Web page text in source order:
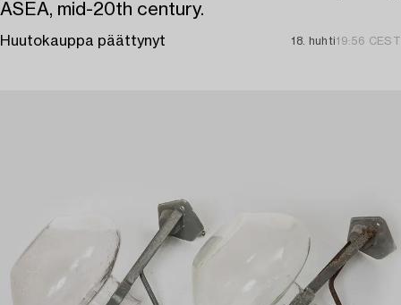
ASEA, mid-20th century.
Huutokauppa päättynyt 18. huhti19:56 CEST